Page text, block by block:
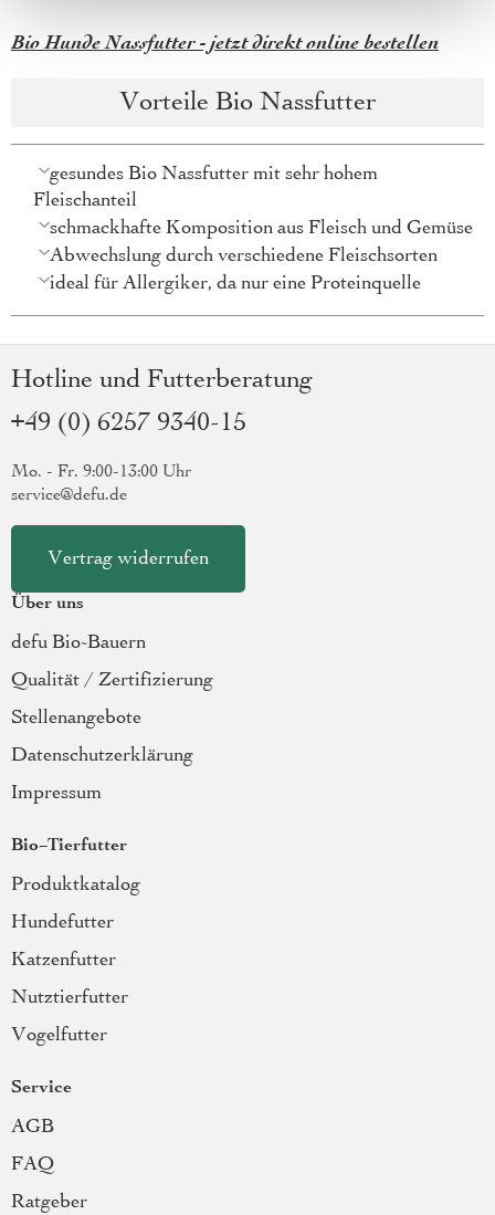
Bio Hunde Nassfutter - jetzt direkt online bestellen
Vorteile Bio Nassfutter
gesundes Bio Nassfutter mit sehr hohem
Fleischanteil
schmackhafte Komposition aus Fleisch und Gemüse
Abwechslung durch verschiedene Fleischsorten
ideal für Allergiker, da nur eine Proteinquelle
Hotline und Futterberatung
+49 (0) 6257 9340-15
Mo. - Fr. 9:00-13:00 Uhr
service@defu.de
Vertrag widerrufen
Über uns
defu Bio-Bauern
Qualität / Zertifizierung
Stellenangebote
Datenschutzerklärung
Impressum
Bio-Tierfutter
Produktkatalog
Hundefutter
Katzenfutter
Nutztierfutter
Vogelfutter
Service
AGB
FAQ
Ratgeber